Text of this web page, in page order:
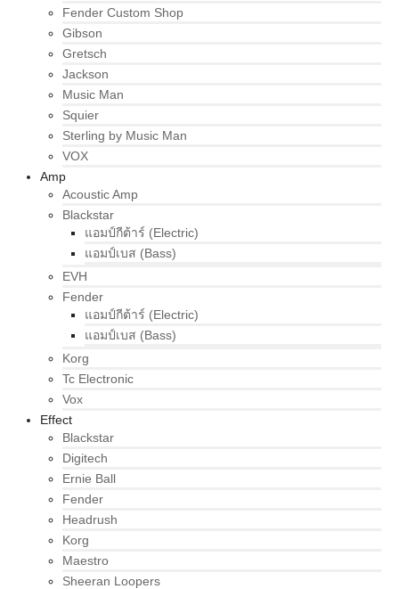
Fender Custom Shop
Gibson
Gretsch
Jackson
Music Man
Squier
Sterling by Music Man
VOX
Amp
Acoustic Amp
Blackstar
แอมป์กีต้าร์ (Electric)
แอมป์เบส (Bass)
EVH
Fender
แอมป์กีต้าร์ (Electric)
แอมป์เบส (Bass)
Korg
Tc Electronic
Vox
Effect
Blackstar
Digitech
Ernie Ball
Fender
Headrush
Korg
Maestro
Sheeran Loopers